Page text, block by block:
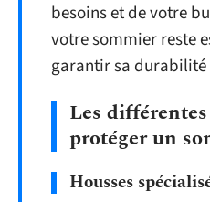
besoins et de votre
votre sommier reste
garantir sa durabilité
Les
protéger un
Housses